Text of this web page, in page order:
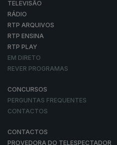
TELEVISÃO
RÁDIO
RTP ARQUIVOS
RTP ENSINA
RTP PLAY
EM DIRETO
REVER PROGRAMAS
CONCURSOS
PERGUNTAS FREQUENTES
CONTACTOS
CONTACTOS
PROVEDORA DO TELESPECTADOR